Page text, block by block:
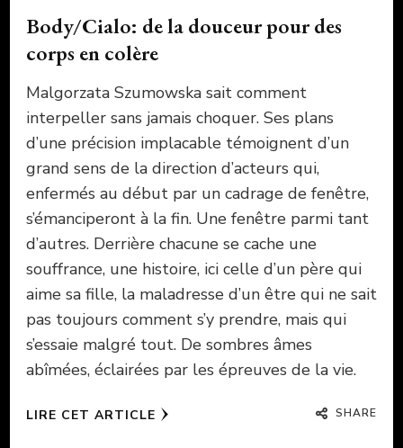
Body/Cialo: de la douceur pour des
corps en colère
Malgorzata Szumowska sait comment
interpeller sans jamais choquer. Ses plans
d’une précision implacable témoignent d’un
grand sens de la direction d’acteurs qui,
enfermés au début par un cadrage de fenêtre,
s’émanciperont à la fin. Une fenêtre parmi tant
d’autres. Derrière chacune se cache une
souffrance, une histoire, ici celle d’un père qui
aime sa fille, la maladresse d’un être qui ne sait
pas toujours comment s’y prendre, mais qui
s’essaie malgré tout. De sombres âmes
abîmées, éclairées par les épreuves de la vie.
LIRE CET ARTICLE SHARE